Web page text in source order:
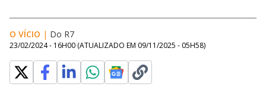
O VÍCIO | Do R7
23/02/2024 - 16H00 (ATUALIZADO EM 09/11/2025 - 05H58)